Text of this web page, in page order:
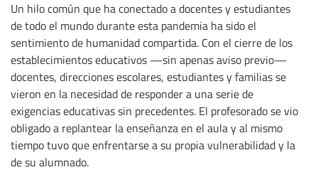
Un hilo común que ha conectado a docentes y estudiantes
de todo el mundo durante esta pandemia ha sido el
sentimiento de humanidad compartida. Con el cierre de los
establecimientos educativos —sin apenas aviso previo—
docentes, direcciones escolares, estudiantes y familias se
vieron en la necesidad de responder a una serie de
exigencias educativas sin precedentes. El profesorado se vio
obligado a replantear la enseñanza en el aula y al mismo
tiempo tuvo que enfrentarse a su propia vulnerabilidad y la
de su alumnado.